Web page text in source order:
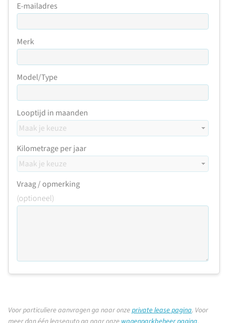
E-mailadres
Merk
Model/Type
Looptijd in maanden
Kilometrage per jaar
Vraag / opmerking
(optioneel)
Voor particuliere aanvragen ga naar onzeprivate lease pagina. Voor